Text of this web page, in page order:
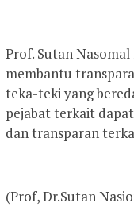
Prof. Sutan
membantu
teka-teki yang
pejabat terkait
dan transparan
(Prof, Dr.Sutan